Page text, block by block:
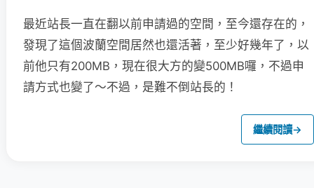
最近站長一直在翻以前申請過的空間，至今還存在的，
發現了這個波蘭空間居然也還活著，至少好幾年了，以
前他只有200MB，現在很大方的變500MB囉，不過申
請方式也變了～不過，是難不倒站長的！
繼續閱讀→